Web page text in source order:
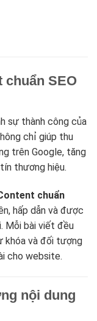
SEO
sự thành công của
chỉ giúp thu
trên Google, tăng
thương hiệu.
chuẩn
hấp dẫn và được
Mỗi bài viết đều
khóa và đối tượng
cho website.
nội dung